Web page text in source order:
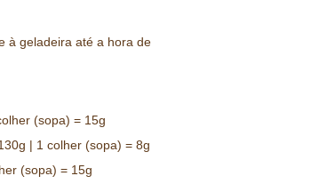
à geladeira até a hora de
(sopa) = 15g
| 1 colher (sopa) = 8g
(sopa) = 15g